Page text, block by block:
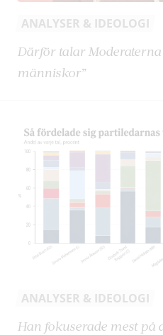
ANALYSER & IDEOLOGI
Därför talar
människor”
ANALYSER & IDEOLOGI
Han fokuserade mest